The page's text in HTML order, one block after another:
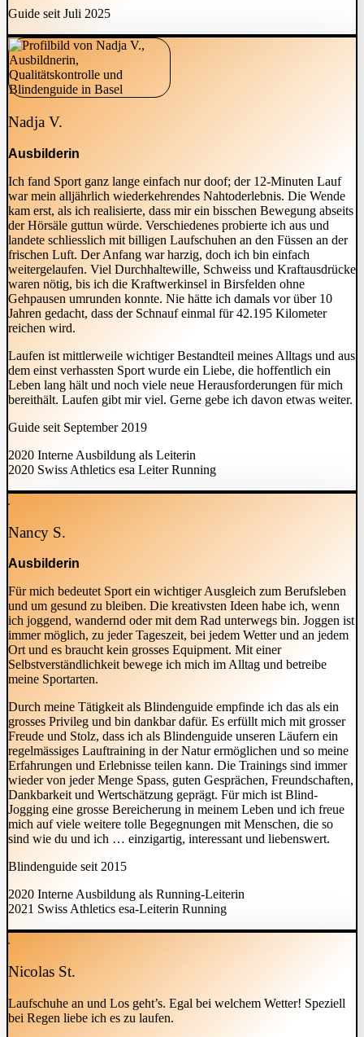
Guide seit Juli 2025
Nadja V.
Ausbilderin
Ich fand Sport ganz lange einfach nur doof; der 12-Minuten Lauf
war mein alljährlich wiederkehrendes Nahtoderlebnis. Die Wende
kam erst, als ich realisierte, dass mir ein bisschen Bewegung abseits
der Hörsäle guttun würde. Verschiedenes probierte ich aus und
landete schliesslich mit billigen Laufschuhen an den Füssen an der
frischen Luft. Der Anfang war harzig, doch ich bin einfach
weitergelaufen. Viel Durchhaltewille, Schweiss und Kraftausdrücke
waren nötig, bis ich die Kraftwerkinsel in Birsfelden ohne
Gehpausen umrunden konnte. Nie hätte ich damals vor über 10
Jahren gedacht, dass der Schnauf einmal für 42.195 Kilometer
reichen wird.
Laufen ist mittlerweile wichtiger Bestandteil meines Alltags und aus
dem einst verhassten Sport wurde ein Liebe, die hoffentlich ein
Leben lang hält und noch viele neue Herausforderungen für mich
bereithält. Laufen gibt mir viel. Gerne gebe ich davon etwas weiter.
Guide seit September 2019
2020 Interne Ausbildung als Leiterin
2020 Swiss Athletics esa Leiter Running
Nancy S.
Ausbilderin
Für mich bedeutet Sport ein wichtiger Ausgleich zum Berufsleben
und um gesund zu bleiben. Die kreativsten Ideen habe ich, wenn
ich joggend, wandernd oder mit dem Rad unterwegs bin. Joggen ist
immer möglich, zu jeder Tageszeit, bei jedem Wetter und an jedem
Ort und es braucht kein grosses Equipment. Mit einer
Selbstverständlichkeit bewege ich mich im Alltag und betreibe
meine Sportarten.
Durch meine Tätigkeit als Blindenguide empfinde ich das als ein
grosses Privileg und bin dankbar dafür. Es erfüllt mich mit grosser
Freude und Stolz, dass ich als Blindenguide unseren Läufern ein
regelmässiges Lauftraining in der Natur ermöglichen und so meine
Erfahrungen und Erlebnisse teilen kann. Die Trainings sind immer
wieder von jeder Menge Spass, guten Gesprächen, Freundschaften,
Dankbarkeit und Wertschätzung geprägt. Für mich ist Blind-
Jogging eine grosse Bereicherung in meinem Leben und ich freue
mich auf viele weitere tolle Begegnungen mit Menschen, die so
sind wie du und ich … einzigartig, interessant und liebenswert.
Blindenguide seit 2015
2020 Interne Ausbildung als Running-Leiterin
2021 Swiss Athletics esa-Leiterin Running
Nicolas St.
Laufschuhe an und Los geht’s. Egal bei welchem Wetter! Speziell
bei Regen liebe ich es zu laufen.